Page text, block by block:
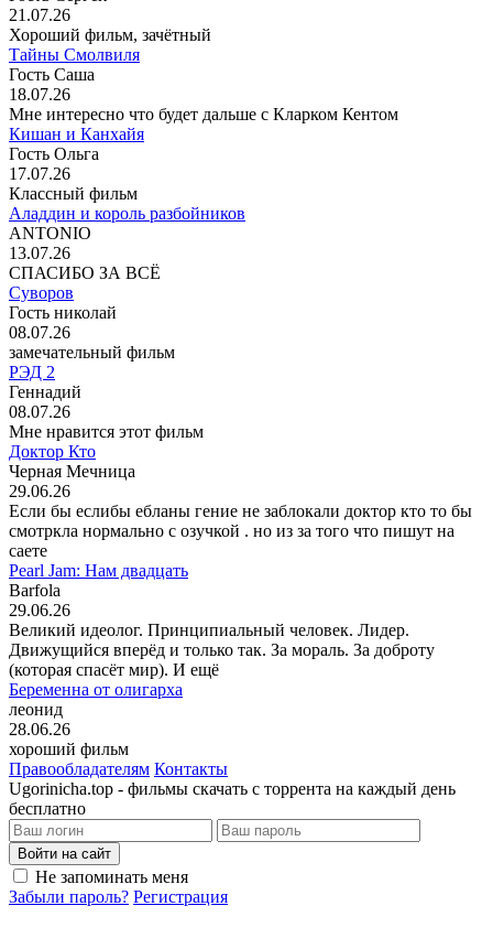
21.07.26
Хороший фильм, зачётный
Тайны Смолвиля
Гость Саша
18.07.26
Мне интересно что будет дальше с Кларком Кентом
Кишан и Канхайя
Гость Ольга
17.07.26
Классный фильм
Аладдин и король разбойников
ANTONIO
13.07.26
СПАСИБО ЗА ВСЁ
Суворов
Гость николай
08.07.26
замечательный фильм
РЭД 2
Геннадий
08.07.26
Мне нравится этот фильм
Доктор Кто
Черная Мечница
29.06.26
Если бы еслибы ебланы гение не заблокали доктор кто то бы
смотркла нормально с озучкой . но из за того что пишут на
саете
Pearl Jam: Нам двадцать
Barfola
29.06.26
Великий идеолог. Принципиальный человек. Лидер.
Движущийся вперёд и только так. За мораль. За доброту
(которая спасёт мир). И ещё
Беременна от олигарха
леонид
28.06.26
хороший фильм
Правообладателям Контакты
Ugorinicha.top - фильмы скачать с торрента на каждый день
бесплатно
Войти на сайт
Не запоминать меня
Забыли пароль? Регистрация